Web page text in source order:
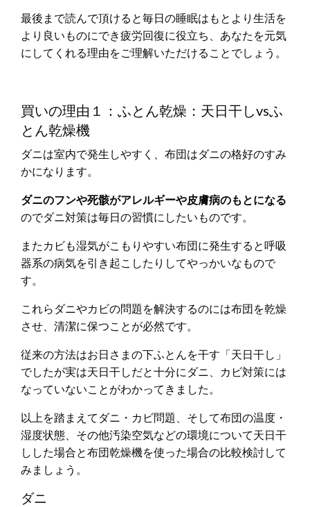
最後まで読んで頂けると毎日の睡眠はもとより生活を
より良いものにでき疲労回復に役立ち、あなたを元気
にしてくれる理由をご理解いただけることでしょう。
買いの理由１：ふとん乾燥：天日干しvsふ
とん乾燥機
ダニは室内で発生しやすく、布団はダニの格好のすみ
かになります。
ダニのフンや死骸がアレルギーや皮膚病のもとになる
のでダニ対策は毎日の習慣にしたいものです。
またカビも湿気がこもりやすい布団に発生すると呼吸
器系の病気を引き起こしたりしてやっかいなもので
す。
これらダニやカビの問題を解決するのには布団を乾燥
させ、清潔に保つことが必然です。
従来の方法はお日さまの下ふとんを干す「天日干し」
でしたが実は天日干しだと十分にダニ、カビ対策には
なっていないことがわかってきました。
以上を踏まえてダニ・カビ問題、そして布団の温度・
湿度状態、その他汚染空気などの環境について天日干
しした場合と布団乾燥機を使った場合の比較検討して
みましょう。
ダニ